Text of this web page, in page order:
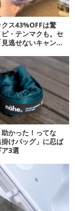
クス43%OFFは驚
・テンマクも。セ
逃せないキャンプ
助かった！ってな
けバッグ」に忍ば
3選